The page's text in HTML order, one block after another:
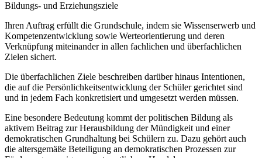
Bildungs- und Erziehungsziele
Ihren Auftrag erfüllt die Grundschule, indem sie Wissenserwerb und
Kompetenzentwicklung sowie Werteorientierung und deren
Verknüpfung miteinander in allen fachlichen und überfachlichen
Zielen sichert.
Die überfachlichen Ziele beschreiben darüber hinaus Intentionen,
die auf die Persönlichkeitsentwicklung der Schüler gerichtet sind
und in jedem Fach konkretisiert und umgesetzt werden müssen.
Eine besondere Bedeutung kommt der politischen Bildung als
aktivem Beitrag zur Herausbildung der Mündigkeit und einer
demokratischen Grundhaltung bei Schülern zu. Dazu gehört auch
die altersgemäße Beteiligung an demokratischen Prozessen zur